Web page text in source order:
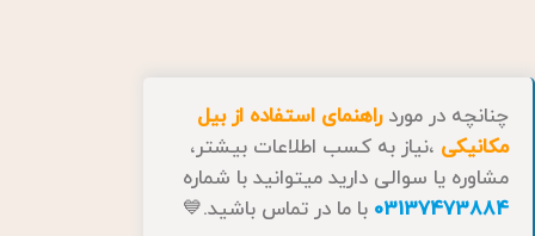
چنانچه در موردراهنمای استفاده از بیل
مکانیکی ،نیاز به کسب اطلاعات بیشتر،
مشاوره یا سوالی دارید میتوانید با شماره
03137473884 با ما در تماس باشید.💙